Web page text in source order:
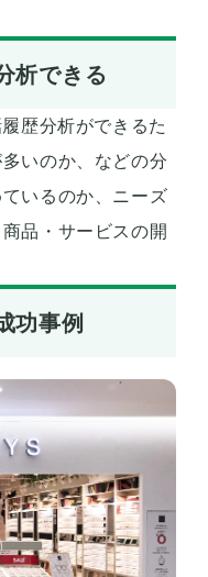
析できる
歴分析ができるた
いのか、などの分
いるのか、ニーズ
品・サービスの開
功事例